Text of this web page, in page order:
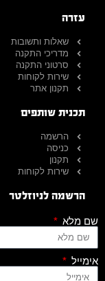
עזרה
שאלות ותשובות
מדריכי התקנה
סרטוני התקנה
שירות לקוחות
תקנון אתר
תכנית שותפים
הרשמה
כניסה
תקנון
שירות לקוחות
הרשמה לניוזלטר
שם מלא
אימייל